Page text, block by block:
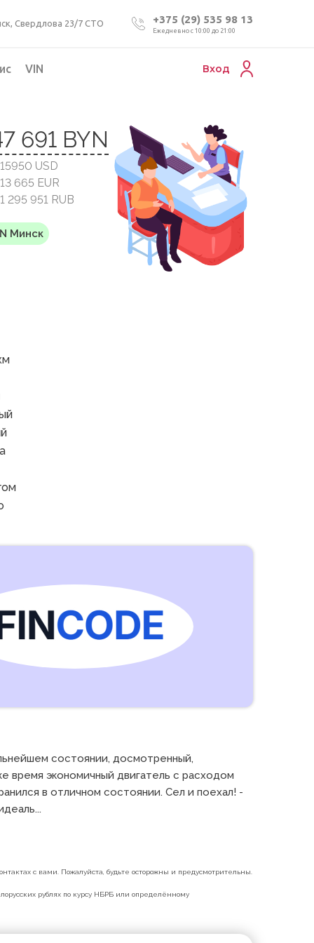
Свердлова 23/7 СТО +375 (29) 535 98 13
Ежедневно с 10:00 до 21:00
Проверка VIN номера авто
Пригон авто из Беларуси
Подбор мотоцикла
VIN Вход
691 BYN
USD
665 EUR
295 951 RUB
Минск
состоянии, досмотренный,
экономичный двигатель с расходом
в отличном состоянии. Сел и поехал! -
с вами. Пожалуйста, будьте осторожны и предусмотрительны.
рублях по курсу НБРБ или определённому